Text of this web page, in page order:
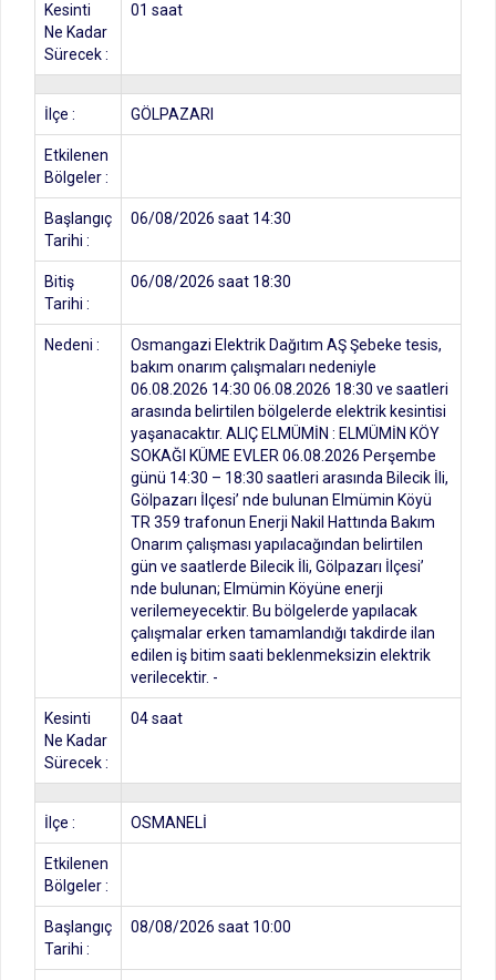
Kesinti
Ne Kadar
Sürecek :
01 saat
İlçe : GÖLPAZARI
Etkilenen
Bölgeler :
Başlangıç
Tarihi :
06/08/2026 saat 14:30
Bitiş
Tarihi :
06/08/2026 saat 18:30
Nedeni :
Osmangazi Elektrik Dağıtım AŞ Şebeke tesis,
bakım onarım çalışmaları nedeniyle
06.08.2026 14:30 06.08.2026 18:30 ve saatleri
arasında belirtilen bölgelerde elektrik kesintisi
yaşanacaktır. ALIÇ ELMÜMİN : ELMÜMİN KÖY
SOKAĞI KÜME EVLER 06.08.2026 Perşembe
günü 14:30 – 18:30 saatleri arasında Bilecik İli,
Gölpazarı İlçesi’ nde bulunan Elmümin Köyü
TR 359 trafonun Enerji Nakil Hattında Bakım
Onarım çalışması yapılacağından belirtilen
gün ve saatlerde Bilecik İli, Gölpazarı İlçesi’
nde bulunan; Elmümin Köyüne enerji
verilemeyecektir. Bu bölgelerde yapılacak
çalışmalar erken tamamlandığı takdirde ilan
edilen iş bitim saati beklenmeksizin elektrik
verilecektir. -
Kesinti
Ne Kadar
Sürecek :
04 saat
İlçe : OSMANELİ
Etkilenen
Bölgeler :
Başlangıç
Tarihi :
08/08/2026 saat 10:00